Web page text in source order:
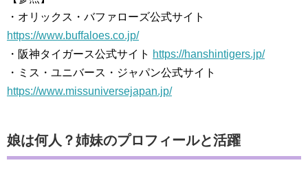
・オリックス・バファローズ公式サイト
https://www.buffaloes.co.jp/
・阪神タイガース公式サイト https://hanshintigers.jp/
・ミス・ユニバース・ジャパン公式サイト
https://www.missuniversejapan.jp/
娘は何人？姉妹のプロフィールと活躍